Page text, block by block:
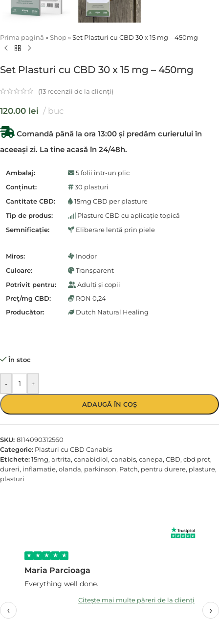
Prima pagină »Shop»Set Plasturi cu CBD 30 x 15 mg – 450mg
Set Plasturi cu CBD 30 x 15 mg – 450mg
(13 recenzii de la clienți)
120.00 lei buc
Comandă până la ora 13:00 și predăm curierului în
aceeași zi. La tine acasă în 24/48h.
Ambalaj:
5 folii într-un plic
Conținut:
30 plasturi
Cantitate CBD:
15mg CBD per plasture
Tip de produs:
Plasture CBD cu aplicație topică
Semnificație:
Eliberare lentă prin piele
Miros:
Inodor
Culoare:
Transparent
Potrivit pentru:
Adulți și copii
Preț/mg CBD:
RON 0,24
Producător:
Dutch Natural Healing
În stoc
- +
ADAUGĂ ÎN COȘ
SKU: 8114090312560
Categorie: Plasturi cu CBD Canabis
Etichete:15mg, artrita, canabidiol, canabis, canepa, CBD, cbd pret,
dureri, inflamatie, olanda, parkinson, Patch, pentru durere, plasture,
plasturi
‹
Maria Parcioaga
Everything well done.
Citește mai multe păreri de la clienți
›